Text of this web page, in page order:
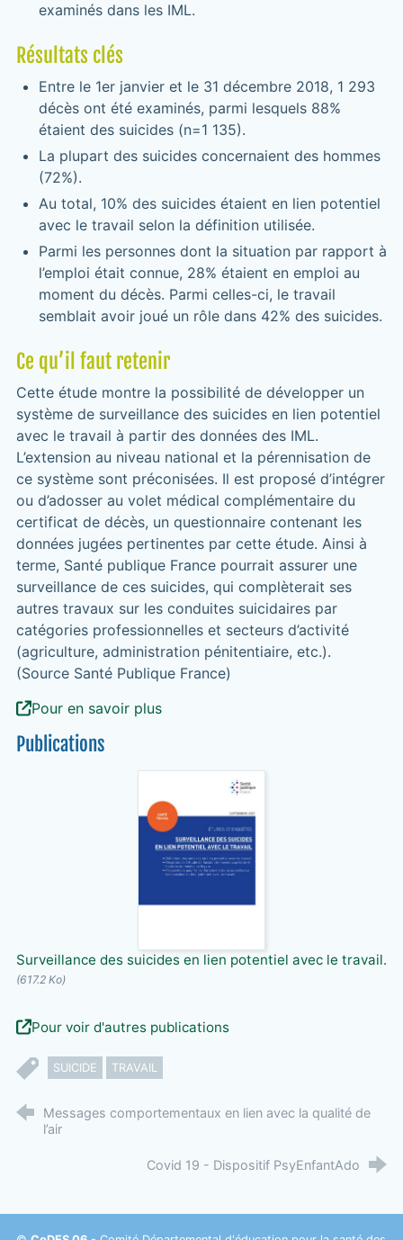
examinés dans les IML.
Résultats clés
Entre le 1er janvier et le 31 décembre 2018, 1 293
décès ont été examinés, parmi lesquels 88%
étaient des suicides (n=1 135).
La plupart des suicides concernaient des hommes
(72%).
Au total, 10% des suicides étaient en lien potentiel
avec le travail selon la définition utilisée.
Parmi les personnes dont la situation par rapport à
l’emploi était connue, 28% étaient en emploi au
moment du décès. Parmi celles-ci, le travail
semblait avoir joué un rôle dans 42% des suicides.
Ce qu’il faut retenir
Cette étude montre la possibilité de développer un
système de surveillance des suicides en lien potentiel
avec le travail à partir des données des IML.
L’extension au niveau national et la pérennisation de
ce système sont préconisées. Il est proposé d’intégrer
ou d’adosser au volet médical complémentaire du
certificat de décès, un questionnaire contenant les
données jugées pertinentes par cette étude. Ainsi à
terme, Santé publique France pourrait assurer une
surveillance de ces suicides, qui complèterait ses
autres travaux sur les conduites suicidaires par
catégories professionnelles et secteurs d’activité
(agriculture, administration pénitentiaire, etc.).
(Source Santé Publique France)
Pour en savoir plus
Publications
Surveillance des suicides en lien potentiel avec le travail.
(617.2 Ko)
Pour voir d'autres publications
SUICIDE TRAVAIL
Messages comportementaux en lien avec la qualité de
l’air
Covid 19 - Dispositif PsyEnfantAdo